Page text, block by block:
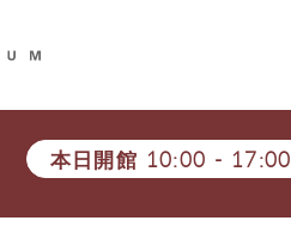
本日開館 10:00 - 17:00